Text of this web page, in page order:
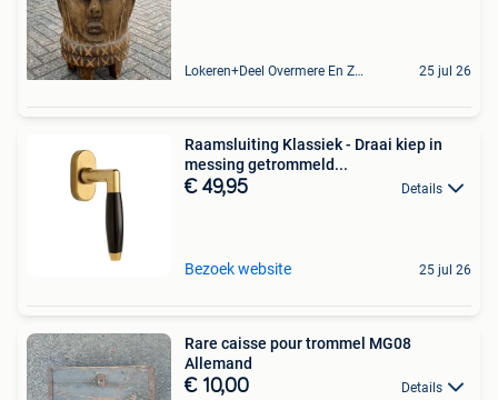
Lokeren+Deel Overmere En Zele 25 jul 26
Raamsluiting Klassiek - Draai kiep in
messing getrommeld...
€ 49,95 Details
Bezoek website 25 jul 26
Rare caisse pour trommel MG08
Allemand
€ 10,00 Details